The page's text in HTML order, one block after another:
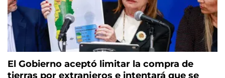
El Gobierno aceptó limitar la compra de
tierras por extranjeros e intentará que se